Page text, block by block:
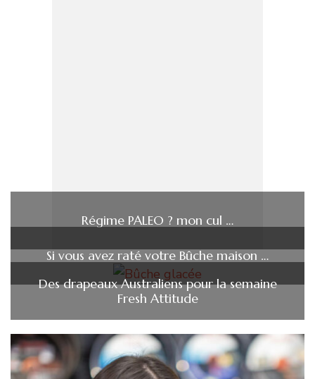
Régime PALEO ? mon cul …
Si vous avez raté votre Bûche maison …
Des drapeaux Australiens pour la semaine
Fresh Attitude